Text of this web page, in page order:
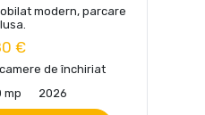
modern, parcare
€
de închiriat
mp 2026